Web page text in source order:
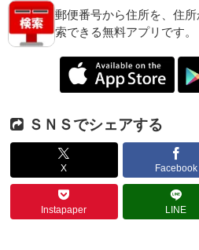
郵便番号から住所を、住
索できる無料アプリです。
ＳＮＳでシェアする
X Facebook
Instapaper LINE